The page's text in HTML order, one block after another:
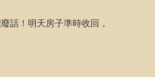
話！明天房子準時收回，